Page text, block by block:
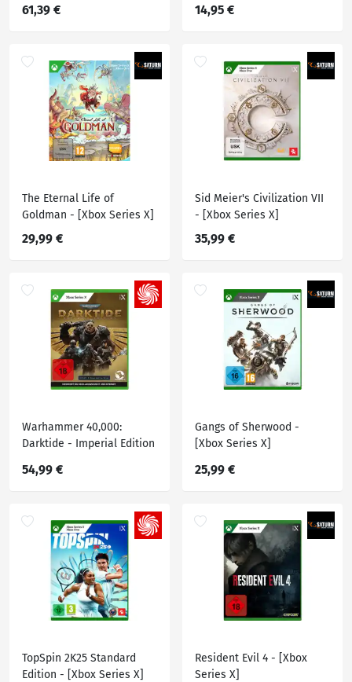
61,39 € 14,95 €
The Eternal Life of
Goldman - [Xbox Series X]
29,99 €
Sid Meier's Civilization VII
- [Xbox Series X]
35,99 €
Warhammer 40,000:
Darktide - Imperial Edition
54,99 €
Gangs of Sherwood -
[Xbox Series X]
25,99 €
TopSpin 2K25 Standard
Edition - [Xbox Series X]
Resident Evil 4 - [Xbox
Series X]